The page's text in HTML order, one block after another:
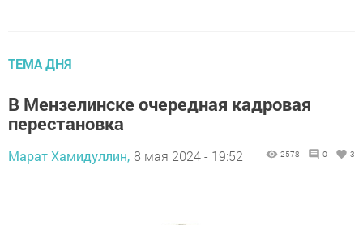
ТЕМА ДНЯ
В Мензелинске очередная кадровая
перестановка
Марат Хамидуллин, 8 мая 2024 - 19:52 2578 0 3